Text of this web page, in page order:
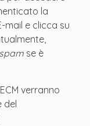
la
mail e clicca su
spam se è
verranno
del